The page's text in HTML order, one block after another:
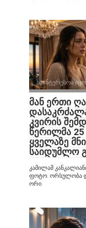
საინტერესოა
მან ერთი
კვირის
წერილმა
ყველაზე
საიდუმლო
კამილამ
ფოტო. ორსულობა
ორი